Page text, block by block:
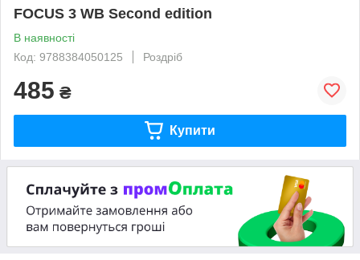
FOCUS 3 WB Second edition
В наявності
Код: 9788384050125
Роздріб
485 ₴
Купити